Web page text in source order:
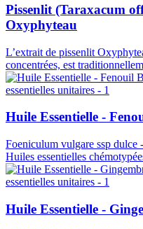
Pissenlit (Taraxacum
Oxyphyteau
L’extrait de pissenlit
concentrées, est
Huile Essentielle -
Foeniculum vulgare ssp dulce
Huiles essentielles
Huile Essentielle -